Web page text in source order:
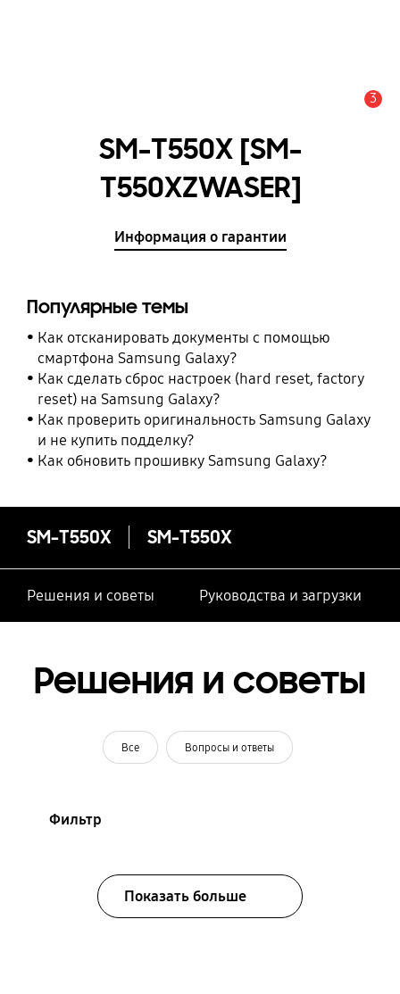
3
SM-T550X [SM-
T550XZWASER]
Информация о гарантии
Популярные темы
Как отсканировать документы с помощью
смартфона Samsung Galaxy?
Как сделать сброс настроек (hard reset, factory
reset) на Samsung Galaxy?
Как проверить оригинальность Samsung Galaxy
и не купить подделку?
Как обновить прошивку Samsung Galaxy?
SM-T550X SM-T550X
Решения и советы Руководства и загрузки
Решения и советы
Все Вопросы и ответы
Фильтр
Показать больше